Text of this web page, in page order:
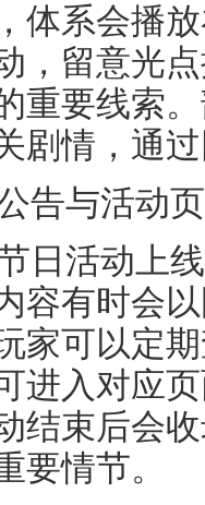
体系会播
，留意光
重要线索
剧情，通
告与活动
日活动上
容有时会
家可以定
进入对应
结束后会
要情节。